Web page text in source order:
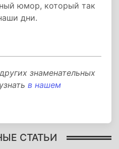
юмор, который так
дни.
знаменательных
в нашем
СТАТЬИ